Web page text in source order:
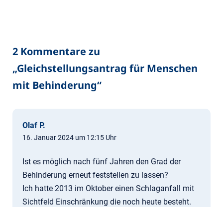
2 Kommentare zu
„Gleichstellungsantrag für Menschen
mit Behinderung“
Olaf P.
16. Januar 2024 um 12:15 Uhr
Ist es möglich nach fünf Jahren den Grad der
Behinderung erneut feststellen zu lassen?
Ich hatte 2013 im Oktober einen Schlaganfall mit
Sichtfeld Einschränkung die noch heute besteht.